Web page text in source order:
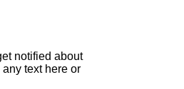
notified about
text here or